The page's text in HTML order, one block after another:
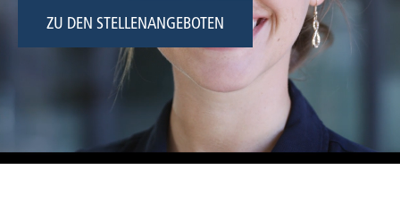
ZU DEN STELLENANGEBOTEN